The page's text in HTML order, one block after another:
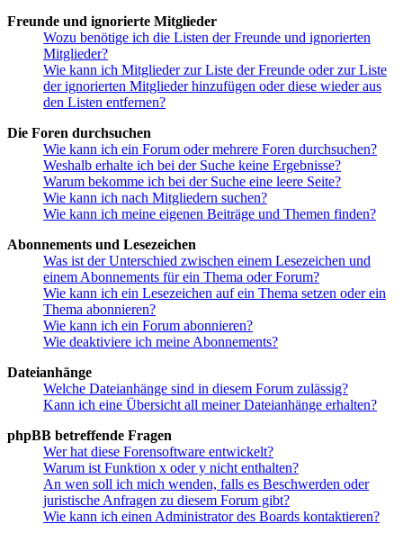
Freunde und ignorierte Mitglieder
Wozu benötige ich die Listen der Freunde und ignorierten
Mitglieder?
Wie kann ich Mitglieder zur Liste der Freunde oder zur Liste
der ignorierten Mitglieder hinzufügen oder diese wieder aus
den Listen entfernen?
Die Foren durchsuchen
Wie kann ich ein Forum oder mehrere Foren durchsuchen?
Weshalb erhalte ich bei der Suche keine Ergebnisse?
Warum bekomme ich bei der Suche eine leere Seite?
Wie kann ich nach Mitgliedern suchen?
Wie kann ich meine eigenen Beiträge und Themen finden?
Abonnements und Lesezeichen
Was ist der Unterschied zwischen einem Lesezeichen und
einem Abonnements für ein Thema oder Forum?
Wie kann ich ein Lesezeichen auf ein Thema setzen oder ein
Thema abonnieren?
Wie kann ich ein Forum abonnieren?
Wie deaktiviere ich meine Abonnements?
Dateianhänge
Welche Dateianhänge sind in diesem Forum zulässig?
Kann ich eine Übersicht all meiner Dateianhänge erhalten?
phpBB betreffende Fragen
Wer hat diese Forensoftware entwickelt?
Warum ist Funktion x oder y nicht enthalten?
An wen soll ich mich wenden, falls es Beschwerden oder
juristische Anfragen zu diesem Forum gibt?
Wie kann ich einen Administrator des Boards kontaktieren?